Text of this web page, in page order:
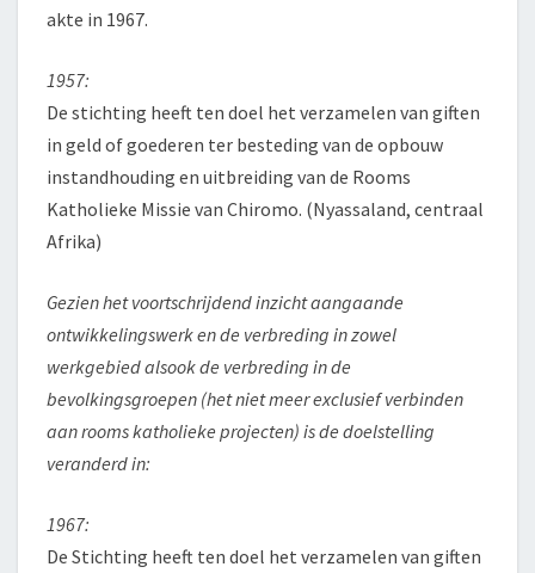
akte in 1967.
1957:
De stichting heeft ten doel het verzamelen van giften
in geld of goederen ter besteding van de opbouw
instandhouding en uitbreiding van de Rooms
Katholieke Missie van Chiromo. (Nyassaland, centraal
Afrika)
Gezien het voortschrijdend inzicht aangaande
ontwikkelingswerk en de verbreding in zowel
werkgebied alsook de verbreding in de
bevolkingsgroepen (het niet meer exclusief verbinden
aan rooms katholieke projecten) is de doelstelling
veranderd in:
1967:
De Stichting heeft ten doel het verzamelen van giften